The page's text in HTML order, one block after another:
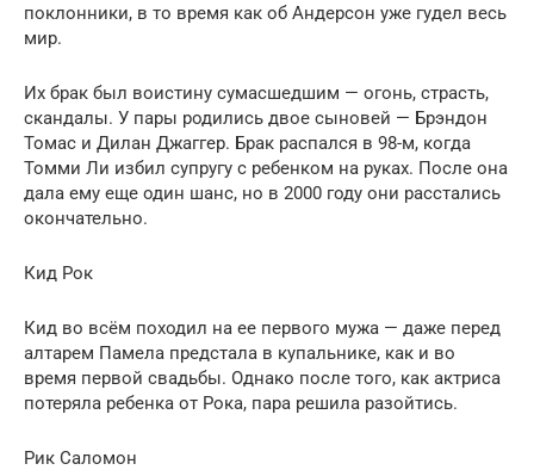
поклонники, в то время как об Андерсон уже гудел весь
мир.
Их брак был воистину сумасшедшим — огонь, страсть,
скандалы. У пары родились двое сыновей — Брэндон
Томас и Дилан Джаггер. Брак распался в 98-м, когда
Томми Ли избил супругу с ребенком на руках. После она
дала ему еще один шанс, но в 2000 году они расстались
окончательно.
Кид Рок
Кид во всём походил на ее первого мужа — даже перед
алтарем Памела предстала в купальнике, как и во
время первой свадьбы. Однако после того, как актриса
потеряла ребенка от Рока, пара решила разойтись.
Рик Саломон